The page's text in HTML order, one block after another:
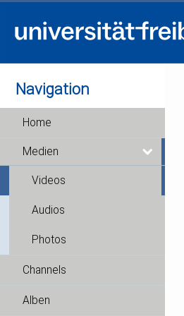
Navigation
Home
Medien
Videos
Audios
Photos
Channels
Alben